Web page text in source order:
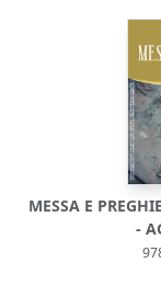
MESSA E
-